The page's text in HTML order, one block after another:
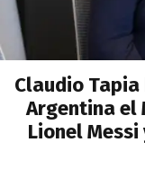
Claudio
Argentina el
Lionel